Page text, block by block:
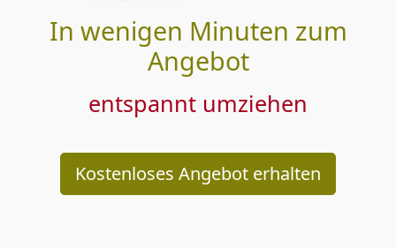
In wenigen Minuten zum
Angebot
entspannt umziehen
Kostenloses Angebot erhalten